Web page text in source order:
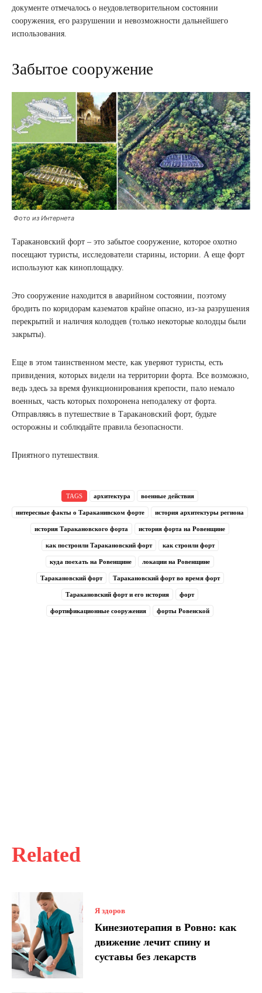
Related
Я здоров
Кинезиотерапия в Ровно: как
движение лечит спину и
суставы без лекарств
документе отмечалось о неудовлетворительном состоянии
сооружения, его разрушении и невозможности дальнейшего
использования.
Забытое сооружение
Фото из Интернета
Таракановский форт – это забытое сооружение, которое охотно
посещают туристы, исследователи старины, истории. А еще форт
используют как киноплощадку.
Это сооружение находится в аварийном состоянии, поэтому
бродить по коридорам казематов крайне опасно, из-за разрушения
перекрытий и наличия колодцев (только некоторые колодцы были
закрыты).
Еще в этом таинственном месте, как уверяют туристы, есть
привидения, которых видели на территории форта. Все возможно,
ведь здесь за время функционирования крепости, пало немало
военных, часть которых похоронена неподалеку от форта.
Отправляясь в путешествие в Таракановский форт, будьте
осторожны и соблюдайте правила безопасности.
Приятного путешествия.
TAGS архитектура военные действия
интересные факты о Тараканивском форте история архитектуры региона
история Таракановского форта история форта на Ровенщине
как построили Таракановский форт как строили форт
куда поехать на Ровенщине локации на Ровенщине
Таракановский форт Таракановский форт во время форт
Таракановский форт и его история форт
фортификационные сооружения форты Ровенской